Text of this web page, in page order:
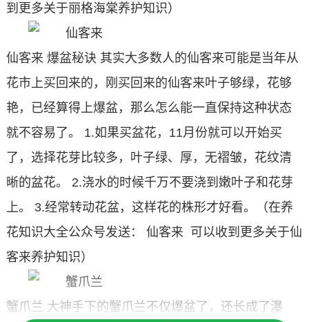
到更多关于丽格海棠养护知识）
仙客来 爆盆秘诀 其实大多数人的仙客来可能是当年从
花市上买回来的，刚买回来的仙客来叶子够绿，花够
艳，已经算得上爆盆，那么怎么能一直保持这种状态
就不容易了。
1.如果买盆花，11月份就可以开始买
了，选择花芽比较多，叶子绿、厚，无褶皱，花纹清
晰的盆花。
2.浇水的时候千万不要浇到嫩叶子和花芽
上。
3.经常转动花盆，这样花的株形才好看。（在养
花知识大全公众号发送： 仙客来 可以收到更多关于仙
客来养护知识）
蟹爪兰 大神手下的蟹爪兰不仅爆盆了，还长成了瀑